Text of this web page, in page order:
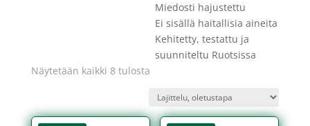
Miedosti hajustettu
Ei sisällä haitallisia aineita
Kehitetty, testattu ja
suunniteltu Ruotsissa
Näytetään kaikki 8 tulosta